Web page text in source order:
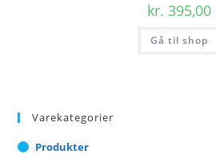
kr. 395,00
Gå til shop
Varekategorier
Produkter